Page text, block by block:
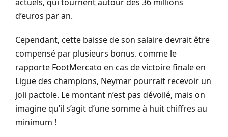
d’euros par an.
Cependant, cette baisse de son salaire devrait être
compensé par plusieurs bonus. comme le
rapporte FootMercato en cas de victoire finale en
Ligue des champions, Neymar pourrait recevoir un
joli pactole. Le montant n’est pas dévoilé, mais on
imagine qu’il s’agit d’une somme à huit chiffres au
minimum !